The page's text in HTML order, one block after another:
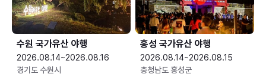
수원 국가유산 야행
2026.08.14~2026.08.16
경기도 수원시
홍성 국가유산 야행
2026.08.14~2026.08.15
충청남도 홍성군